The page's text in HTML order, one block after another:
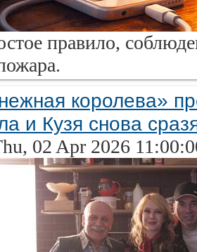
правило,
королева»
и Кузя снова
02 Apr 2026